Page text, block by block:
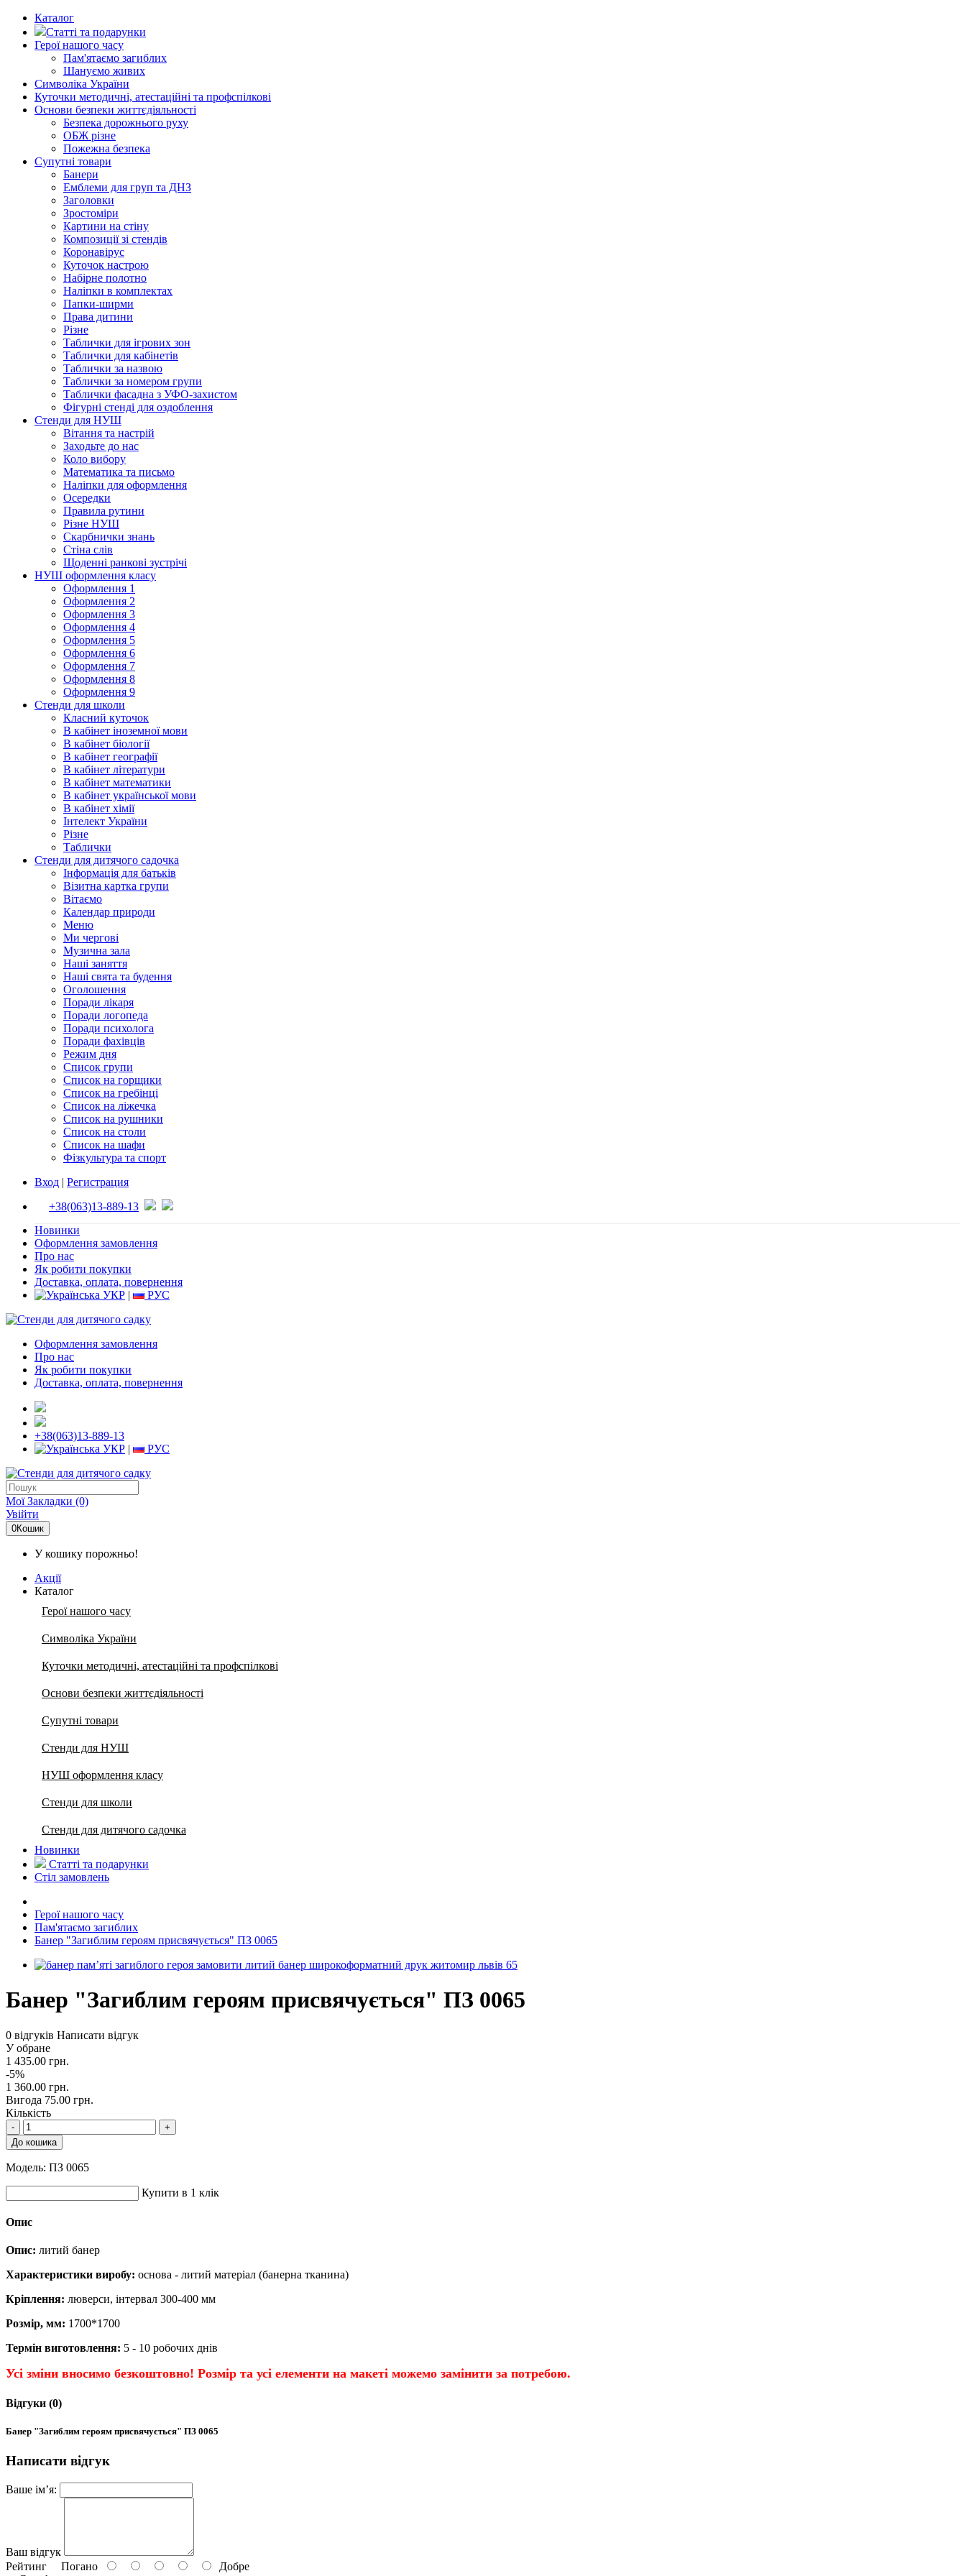
Каталог
Статті та подарунки
Герої нашого часу
Пам'ятаємо загиблих
Шануємо живих
Символіка України
Куточки методичні, атестаційні та профспілкові
Основи безпеки життєдіяльності
Безпека дорожнього руху
ОБЖ різне
Пожежна безпека
Супутні товари
Банери
Емблеми для груп та ДНЗ
Заголовки
Зростоміри
Картини на стіну
Композиції зі стендів
Коронавірус
Куточок настрою
Набірне полотно
Наліпки в комплектах
Папки-ширми
Права дитини
Різне
Таблички для ігрових зон
Таблички для кабінетів
Таблички за назвою
Таблички за номером групи
Таблички фасадна з УФО-захистом
Фігурні стенді для оздоблення
Стенди для НУШ
Вітання та настрій
Заходьте до нас
Коло вибору
Математика та письмо
Наліпки для оформлення
Осередки
Правила рутини
Різне НУШ
Скарбнички знань
Стіна слів
Щоденні ранкові зустрічі
НУШ оформлення класу
Оформлення 1
Оформлення 2
Оформлення 3
Оформлення 4
Оформлення 5
Оформлення 6
Оформлення 7
Оформлення 8
Оформлення 9
Стенди для школи
Класний куточок
В кабінет іноземної мови
В кабінет біології
В кабінет географії
В кабінет літератури
В кабінет математики
В кабінет української мови
В кабінет хімії
Інтелект України
Різне
Таблички
Стенди для дитячого садочка
Інформація для батьків
Візитна картка групи
Вітаємо
Календар природи
Меню
Ми чергові
Музична зала
Наші заняття
Наші свята та будення
Оголошення
Поради лікаря
Поради логопеда
Поради психолога
Поради фахівців
Режим дня
Список групи
Список на горщики
Список на гребінці
Список на ліжечка
Список на рушники
Список на столи
Список на шафи
Фізкультура та спорт
Вход | Регистрация
+38(063)13-889-13
Новинки
Оформлення замовлення
Про нас
Як робити покупки
Доставка, оплата, повернення
УКР | РУС
Оформлення замовлення
Про нас
Як робити покупки
Доставка, оплата, повернення
+38(063)13-889-13
УКР | РУС
Мої Закладки (0)
Увійти
0Кошик
У кошику порожньо!
Акції
Каталог
Герої нашого часу
Символіка України
Куточки методичні, атестаційні та профспілкові
Основи безпеки життєдіяльності
Супутні товари
Стенди для НУШ
НУШ оформлення класу
Стенди для школи
Стенди для дитячого садочка
Новинки
Статті та подарунки
Стіл замовлень
Герої нашого часу
Пам'ятаємо загиблих
Банер "Загиблим героям присвячується" ПЗ 0065
Банер "Загиблим героям присвячується" ПЗ 0065
0 відгуків Написати відгук
У обране
1 435.00 грн.
-5%
1 360.00 грн.
Вигода 75.00 грн.
Кількість
-
+
До кошика
Модель: ПЗ 0065
Купити в 1 клік
Опис
Опис: литий банер
Характеристики виробу: основа - литий матеріал (банерна тканина)
Кріплення: люверси, інтервал 300-400 мм
Розмір, мм: 1700*1700
Термін виготовлення: 5 - 10 робочих днів
Усі зміни вносимо безкоштовно! Розмір та усі елементи на макеті можемо замінити за потребою.
Відгуки (0)
Банер "Загиблим героям присвячується" ПЗ 0065
Написати відгук
Ваше ім’я:
Ваш відгук
Рейтинг Погано
Добре